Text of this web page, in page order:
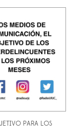
PARA LOS